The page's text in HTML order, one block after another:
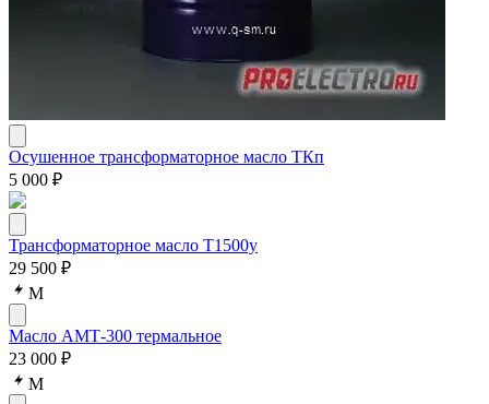
Осушенное трансформаторное масло ТКп
5 000 ₽
Трансформаторное масло Т1500у
29 500 ₽
М
Масло АМТ-300 термальное
23 000 ₽
М